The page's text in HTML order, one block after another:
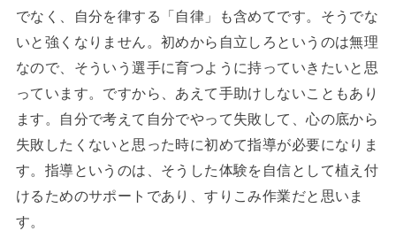
でなく、自分を律する「自律」も含めてです。そうでな
いと強くなりません。初めから自立しろというのは無理
なので、そういう選手に育つように持っていきたいと思
っています。ですから、あえて手助けしないこともあり
ます。自分で考えて自分でやって失敗して、心の底から
失敗したくないと思った時に初めて指導が必要になりま
す。指導というのは、そうした体験を自信として植え付
けるためのサポートであり、すりこみ作業だと思いま
す。